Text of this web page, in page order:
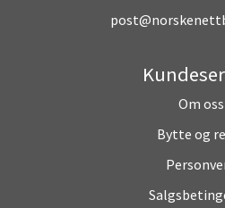
Om oss
Bytte og